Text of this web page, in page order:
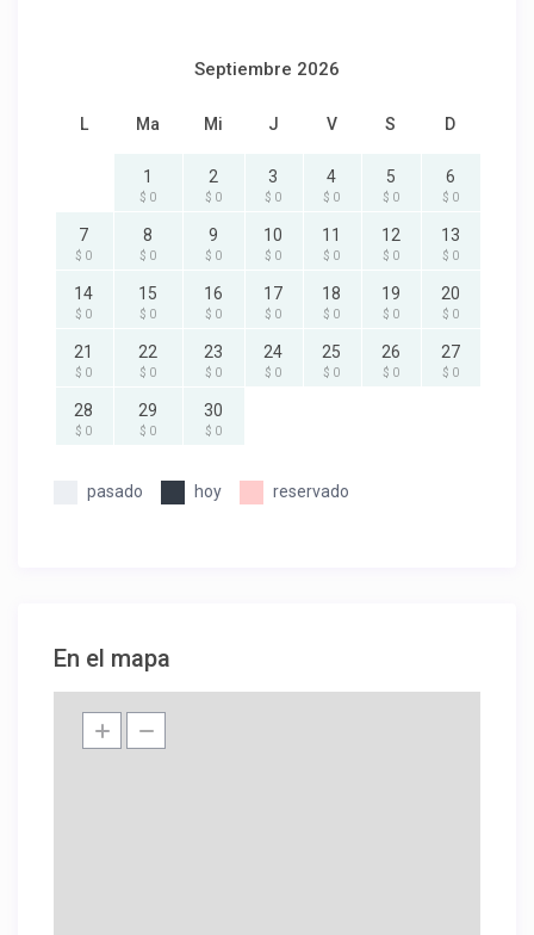
Septiembre 2026
L Ma Mi J V S D
1
$ 0
2
$ 0
3
$ 0
4
$ 0
5
$ 0
6
$ 0
7
$ 0
8
$ 0
9
$ 0
10
$ 0
11
$ 0
12
$ 0
13
$ 0
14
$ 0
15
$ 0
16
$ 0
17
$ 0
18
$ 0
19
$ 0
20
$ 0
21
$ 0
22
$ 0
23
$ 0
24
$ 0
25
$ 0
26
$ 0
27
$ 0
28
$ 0
29
$ 0
30
$ 0
pasado hoy reservado
En el mapa